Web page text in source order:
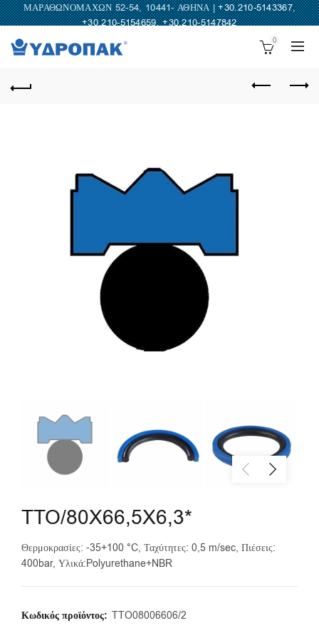
ΜΑΡΑΘΩΝΟΜΑΧΩΝ 52-54, 10441- ΑΘΗΝΑ |+30.210-5143367,
+30.210-5154659,+30.210-5147842
0
TTO/80X66,5X6,3*
Θερμοκρασίες: -35+100 °C, Ταχύτητες: 0,5 m/sec, Πιέσεις:
400bar, Υλικά:Polyurethane+NBR
Κωδικός προϊόντος: TTO08006606/2